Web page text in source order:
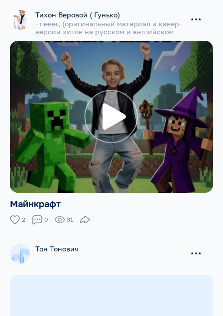
Тихон Веровой ( Гунько)
- певец (оригинальный материал и кавер-
версии хитов на русском и английском
языках)
...
Майнкрафт
2 0 31
Тон Тонович ...